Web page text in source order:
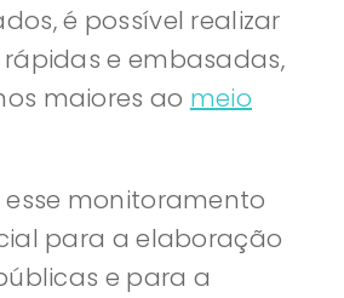
é possível realizar
e embasadas,
maiores ao meio
esse monitoramento
para a elaboração
e para a